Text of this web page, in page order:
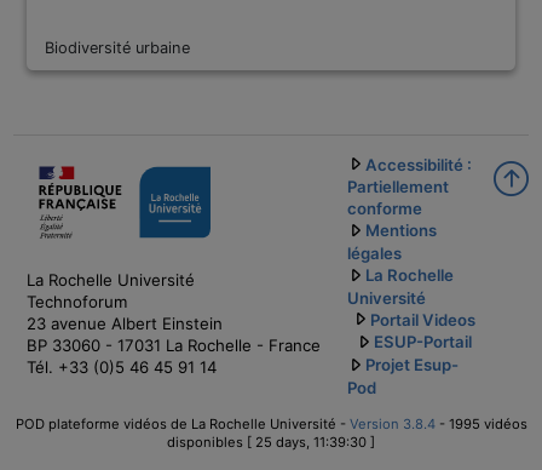
Biodiversité urbaine
La Rochelle Université
Technoforum
23 avenue Albert Einstein
BP 33060 - 17031 La Rochelle - France
Tél. +33 (0)5 46 45 91 14
Accessibilité :
Partiellement
conforme
Mentions
légales
La Rochelle
Université
Portail Videos
ESUP-Portail
Projet Esup-
Pod
POD plateforme vidéos de La Rochelle Université - Version 3.8.4- 1995 vidéos
disponibles [ 25 days, 11:39:30 ]